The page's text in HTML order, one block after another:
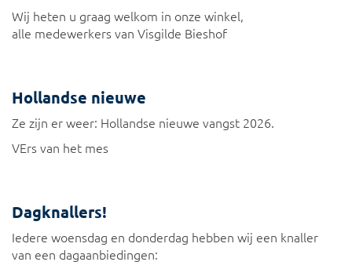
Wij heten u graag welkom in onze winkel,
alle medewerkers van Visgilde Bieshof
Hollandse nieuwe
Ze zijn er weer: Hollandse nieuwe vangst 2026.
VErs van het mes
Dagknallers!
Iedere woensdag en donderdag hebben wij een knaller
van een dagaanbiedingen: